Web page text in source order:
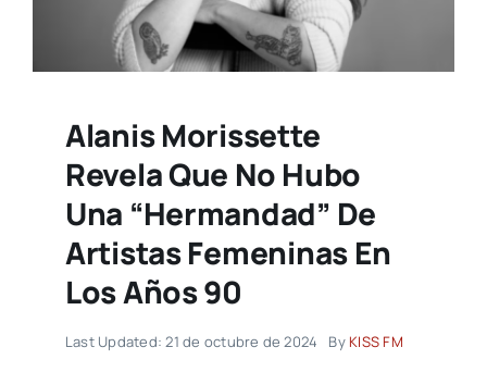
Alanis Morissette
Revela Que No Hubo
Una “hermandad” De
Artistas Femeninas En
Los Años 90
Last Updated: 21 de octubre de 2024 By KISS FM